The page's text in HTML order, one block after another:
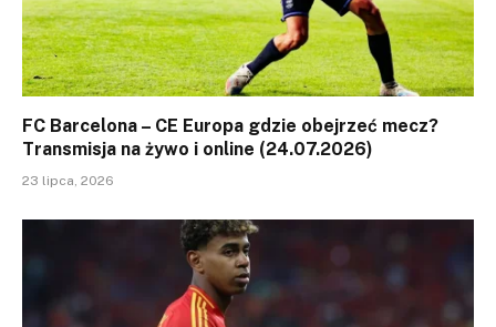
FC Barcelona – CE Europa gdzie obejrzeć mecz?
Transmisja na żywo i online (24.07.2026)
23 lipca, 2026